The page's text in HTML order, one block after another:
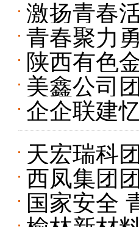
激扬青春
二届主持
青春聚力
山分公司
团“青年文
陕西有色
动仪式暨“
美鑫公司
议
企企联建
中片区两
天宏瑞科
日活动
西凤集团
国家安全